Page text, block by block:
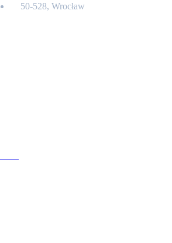
50-528, Wrocław